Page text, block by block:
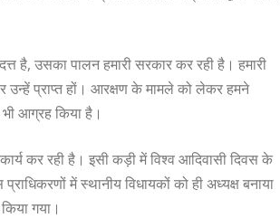
है, उसका पालन हमारी सरकार कर रही है। हमारी
उन्हें प्राप्त हों। आरक्षण के मामले को लेकर हमने
आग्रह किया है।
कर रही है। इसी कड़ी में विश्व आदिवासी दिवस के
में स्थानीय विधायकों को ही अध्यक्ष बनाया
गया।